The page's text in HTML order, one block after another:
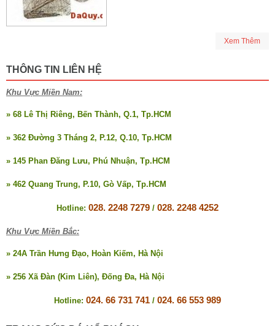
Xem Thêm
THÔNG TIN LIÊN HỆ
Khu Vực Miền Nam:
» 68 Lê Thị Riêng, Bến Thành, Q.1, Tp.HCM
» 362 Đường 3 Tháng 2, P.12, Q.10, Tp.HCM
» 145 Phan Đăng Lưu, Phú Nhuận, Tp.HCM
» 462 Quang Trung, P.10, Gò Vấp, Tp.HCM
Hotline: 028. 2248 7279 / 028. 2248 4252
Khu Vực Miền Bắc:
» 24A Trần Hưng Đạo, Hoàn Kiếm, Hà Nội
» 256 Xã Đàn (Kim Liên), Đống Đa, Hà Nội
Hotline: 024. 66 731 741 / 024. 66 553 989